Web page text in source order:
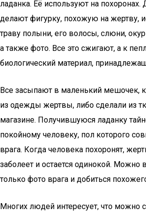
ладанка. Её используют на похоронах.
делают фигурку, похожую на жертву,
траву полыни, его волосы, слюни,
а также фото. Все это сжигают, а к
биологический материал,
Все засыпают в маленький мешочек,
из одежды жертвы, либо сделали из
магазине. Получившуюся ладанку
покойному человеку, пол которого
врага. Когда человека похоронят,
заболеет и остается одинокой. Можно
только фото врага и добиться
Многих людей интересует, что можно